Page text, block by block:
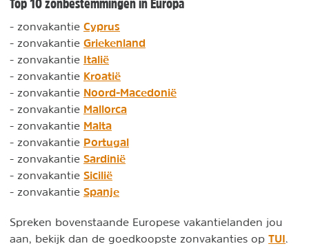
Top 10 zonbestemmingen in Europa
- zonvakantie Cyprus
- zonvakantie Griekenland
- zonvakantie Italië
- zonvakantie Kroatië
- zonvakantie Noord-Macedonië
- zonvakantie Mallorca
- zonvakantie Malta
- zonvakantie Portugal
- zonvakantie Sardinië
- zonvakantie Sicilië
- zonvakantie Spanje
Spreken bovenstaande Europese vakantielanden jou
aan, bekijk dan de goedkoopste zonvakanties op TUI